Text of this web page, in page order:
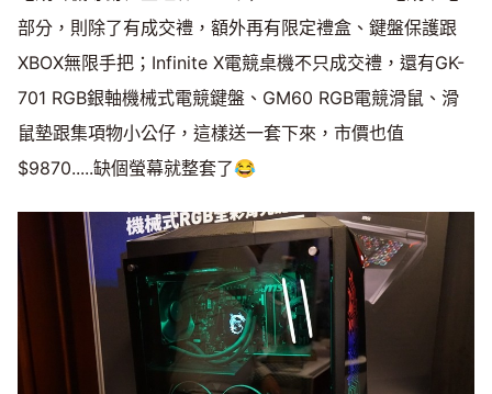
部分，則除了有成交禮，額外再有限定禮盒、鍵盤保護跟
XBOX無限手把；Infinite X電競桌機不只成交禮，還有GK-
701 RGB銀軸機械式電競鍵盤、GM60 RGB電競滑鼠、滑
鼠墊跟集項物小公仔，這樣送一套下來，市價也值
$9870.....缺個螢幕就整套了😂